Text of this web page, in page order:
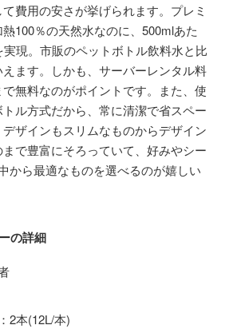
費用の安さが挙げられます。プレミ
100％の天然水なのに、500mlあた
現。市販のペットボトル飲料水と比
ます。しかも、サーバーレンタル料
無料なのがポイントです。また、使
ル方式だから、常に清潔で省スペー
ザインもスリムなものからデザイン
で豊富にそろっていて、好みやシー
から最適なものを選べるのが嬉しい
の詳細
2本(12L/本)